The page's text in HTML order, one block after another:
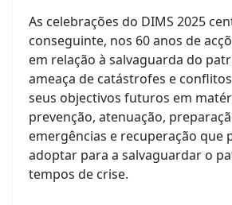
As celebrações do DIMS 2025
conseguinte, nos 60 anos de
em relação à salvaguarda do
ameaça de catástrofes e
seus objectivos futuros em
prevenção, atenuação,
emergências e recuperação que
adoptar para a salvaguardar o
tempos de crise.